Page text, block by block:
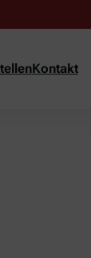
Kontakt